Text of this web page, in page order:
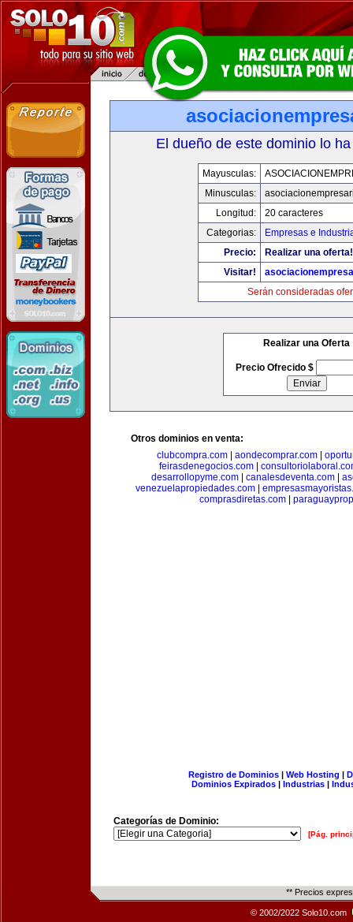
El dueño de este dominio lo
Mayusculas:
Minusculas:
Longitud:
20 caracteres
Categorias:
Empresas e
Precio:
Realizar una oferta!
Visitar!
Serán consideradas
Realizar una Oferta
Precio Ofrecido $
Otros dominios en venta:
clubcompra.com
aondecomprar.com
feirasdenegocios.com|
desarrollopyme.com| canalesdeventa.com|
venezuelapropiedades.com|
comprasdiretas.com
Registro de Dominios| Web Hosting |
Dominios Expirados | Industrias |
Categorías de Dominio:
[Pág.
** Precios
© 2002/2022 Solo10.com